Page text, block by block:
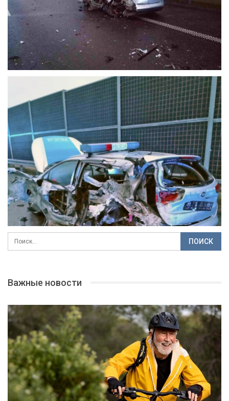
Важные новости